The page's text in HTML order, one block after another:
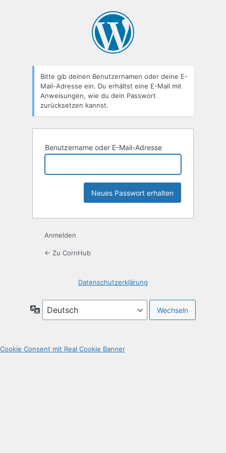
Bitte gib deinen Benutzernamen oder deine E-
Mail-Adresse ein. Du erhältst eine E-Mail mit
Anweisungen, wie du dein Passwort
zurücksetzen kannst.
Benutzername oder E-Mail-Adresse
Anmelden
← Zu CornHub
Datenschutzerklärung
Sprache
Cookie Consent mit Real Cookie Banner